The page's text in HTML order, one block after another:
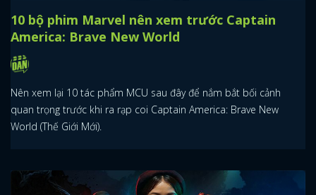
10 bộ phim Marvel nên xem trước Captain
America: Brave New World
Nên xem lại 10 tác phẩm MCU sau đây để nắm bắt bối cảnh
quan trọng trước khi ra rạp coi Captain America: Brave New
World (Thế Giới Mới).